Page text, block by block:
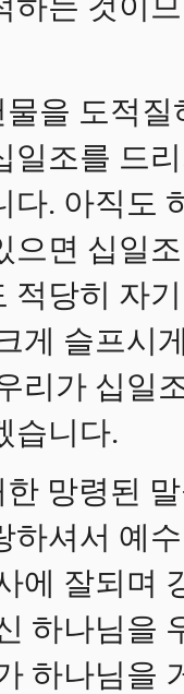
을 도적
일조를 드
다. 아직도
으면 십일
적당히 자
게 슬프시
리가 십일
습니다.
망령된
하셔서 예
에 잘되며
하나님을
하나님을